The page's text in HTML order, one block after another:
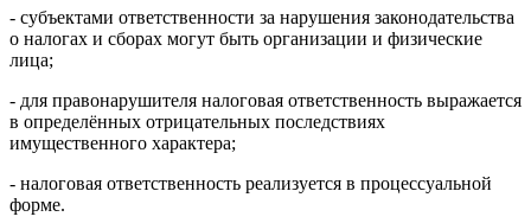
- субъектами ответственности за нарушения законодательства
о налогах и сборах могут быть организации и физические
лица;
- для правонарушителя налоговая ответственность выражается
в определённых отрицательных последствиях
имущественного характера;
- налоговая ответственность реализуется в процессуальной
форме.